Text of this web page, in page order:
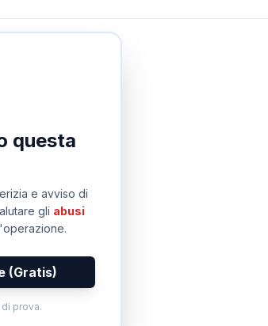
questa
e avviso di
gli abusi
(Gratis)
prova.